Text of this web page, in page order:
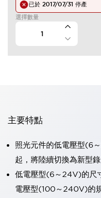
已於 2017/07/31 停產
選擇數量
主要特點
照光元件的低電壓型(6
起，將陸續切換為新型錄
低電壓型(6～24V)的尺
電壓型(100～240V)的